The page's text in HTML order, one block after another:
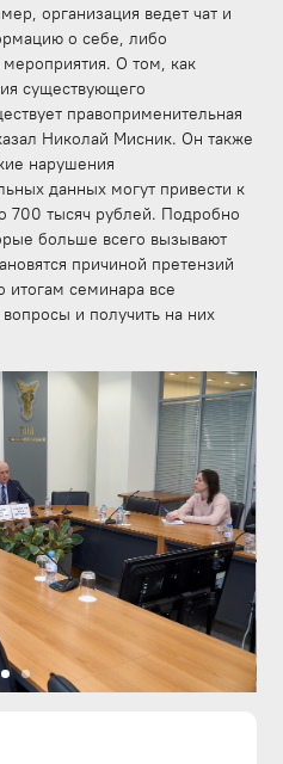
организация ведет чат и
о себе, либо
мероприятия. О том, как
существующего
правоприменительная
Николай Мисник. Он также
нарушения
данных могут привести к
700 тысяч рублей. Подробно
больше всего вызывают
причиной претензий
семинара все
вопросы и получить на них